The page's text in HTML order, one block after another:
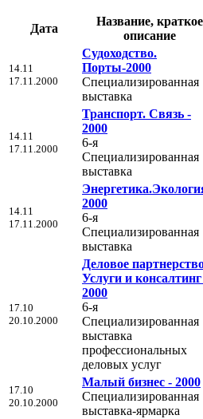
Дата
Название, краткое
описание
14.11
17.11.2000
Судоходство.
Порты-2000
Специализированная
выставка
14.11
17.11.2000
Транспорт. Связь -
2000
6-я
Специализированная
выставка
14.11
17.11.2000
2000
6-я
Специализированная
выставка
17.10
20.10.2000
Деловое
Услуги и
2000
6-я
Специализированная
выставка
профессиональных
деловых услуг
17.10
20.10.2000
Малый бизнес - 2000
Специализированная
выставка-ярмарка